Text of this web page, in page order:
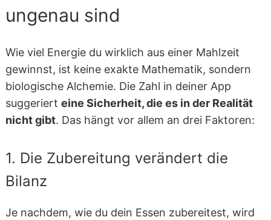
ungenau sind
Wie viel Energie du wirklich aus einer Mahlzeit
gewinnst, ist keine exakte Mathematik, sondern
biologische Alchemie. Die Zahl in deiner App
suggeriert eine Sicherheit, die es in der Realität
nicht gibt. Das hängt vor allem an drei Faktoren:
1. Die Zubereitung verändert die
Bilanz
Je nachdem, wie du dein Essen zubereitest, wird